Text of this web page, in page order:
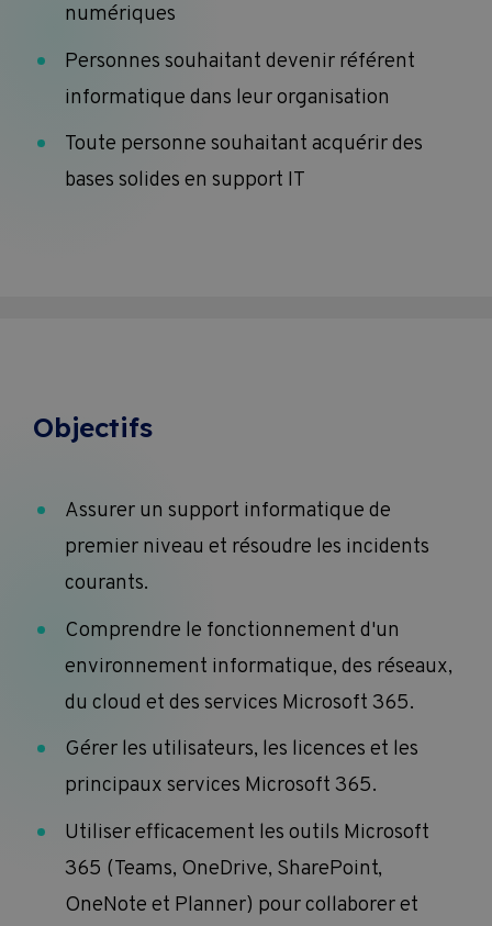
numériques
Personnes souhaitant devenir référent
informatique dans leur organisation
Toute personne souhaitant acquérir des
bases solides en support IT
Objectifs
Assurer un support informatique de
premier niveau et résoudre les incidents
courants.
Comprendre le fonctionnement d'un
environnement informatique, des réseaux,
du cloud et des services Microsoft 365.
Gérer les utilisateurs, les licences et les
principaux services Microsoft 365.
Utiliser efficacement les outils Microsoft
365 (Teams, OneDrive, SharePoint,
OneNote et Planner) pour collaborer et